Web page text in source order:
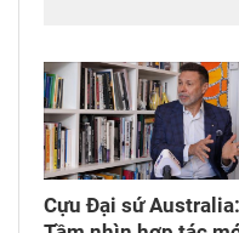
nghiệp và môi
một số điều của
Luật Viễn thông,
Chuyển giao công
Cựu Đại sứ Australia: